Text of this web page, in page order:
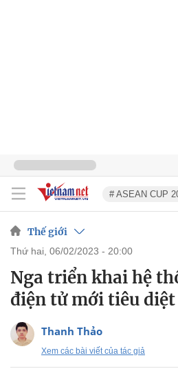
# ASEAN CUP
Thế giới
thứ hai, 06/02/2023 - 20:00
Nga triển khai hệ
điện tử mới tiêu diệt
Thanh Thảo
Xem các bài viết của tác giả